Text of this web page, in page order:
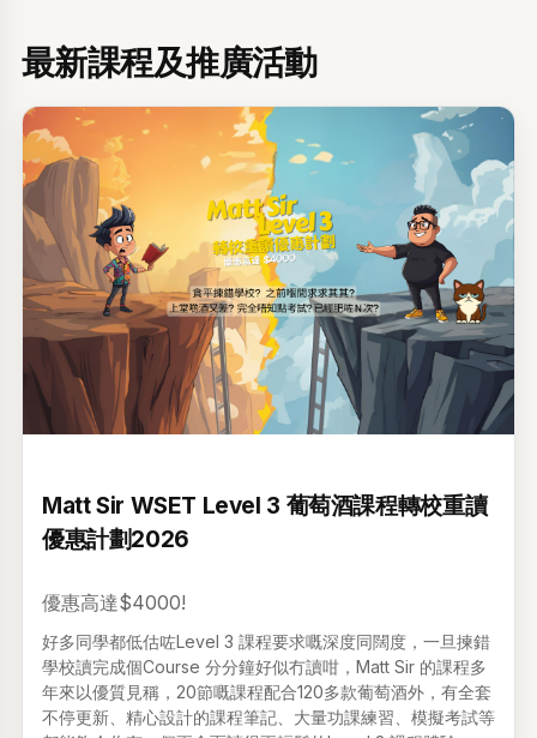
最新課程及推廣活動
Matt Sir WSET Level 3 葡萄酒課程轉校重讀
優惠計劃2026
優惠高達$4000!
好多同學都低估咗Level 3 課程要求嘅深度同闊度，一旦揀錯
學校讀完成個Course 分分鐘好似冇讀咁，Matt Sir 的課程多
年來以優質見稱，20節嘅課程配合120多款葡萄酒外，有全套
不停更新、精心設計的課程筆記、大量功課練習、模擬考試等